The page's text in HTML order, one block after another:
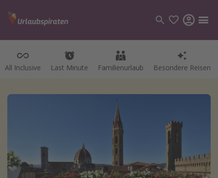
All Inclusive Last Minute Familienurlaub Besondere Reisen
Kategorien
Reiseziele